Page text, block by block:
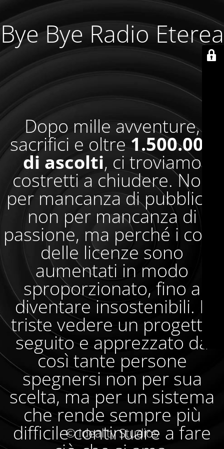
Bye Bye Radio Eterea
Dopo mille avventure,
sacrifici e oltre1.500.000
di ascolti, ci troviamo
costretti a chiudere. Non
per mancanza di pubblico,
non per mancanza di
passione, ma perché i costi
delle licenze sono
aumentati in modo
sproporzionato, fino a
diventare insostenibili. È
triste vedere un progetto
seguito e apprezzato da
così tante persone
spegnersi non per sua
scelta, ma per un sistema
che rende sempre più
difficile continuare a fare
© Ideality Studios